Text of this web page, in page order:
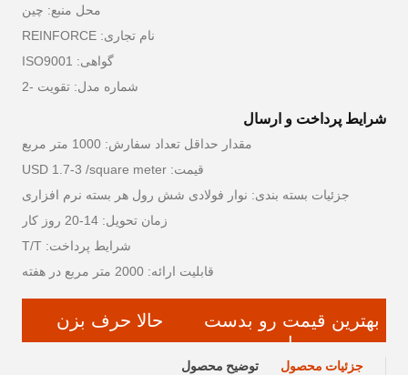
محل منبع: چین
نام تجاری: REINFORCE
گواهی: ISO9001
شماره مدل: تقویت -2
شرایط پرداخت و ارسال
مقدار حداقل تعداد سفارش: 1000 متر مربع
قیمت: USD 1.7-3 /square meter
جزئیات بسته بندی: نوار فولادی شش رول هر بسته نرم افزاری
زمان تحویل: 14-20 روز کار
شرایط پرداخت: T/T
قابلیت ارائه: 2000 متر مربع در هفته
بهترین قیمت رو بدست
بیار
حالا حرف بزن
جزئیات محصول توضیح محصول